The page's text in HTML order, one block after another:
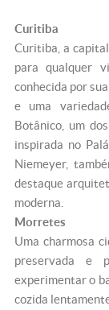
Curitiba
Curitiba, a
para qualquer
conhecida por
e uma
Botânico, um
inspirada no
Niemeyer,
destaque
moderna.
Morretes
Uma charmosa
preservada e
experimentar o
cozida